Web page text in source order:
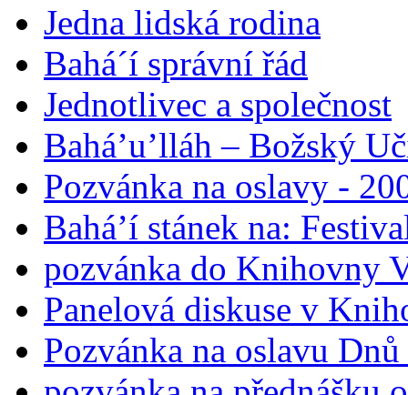
Jedna lidská rodina
Bahá´í správní řád
Jednotlivec a společnost
Bahá’u’lláh – Božský
Pozvánka na oslavy -
Bahá’í stánek na:
pozvánka do Knihovny
Panelová diskuse v
Pozvánka na oslavu